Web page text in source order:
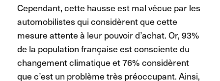
Cependant, cette hausse est mal vécue par les
automobilistes qui considèrent que cette
mesure attente à leur pouvoir d’achat. Or, 93%
de la population française est consciente du
changement climatique et 76% considèrent
que c’est un problème très préoccupant. Ainsi,